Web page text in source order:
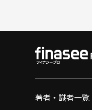
著者・識者一覧